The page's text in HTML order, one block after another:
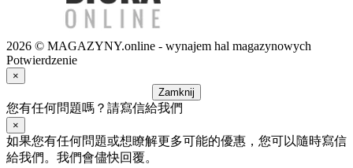
2026 © MAGAZYNY.online - wynajem hal magazynowych
Potwierdzenie
×
Zamknij
您有任何問題嗎？請寫信給我們
×
如果您有任何問題或想瞭解更多可能的優惠，您可以隨時寫信
給我們。我們會儘快回覆。